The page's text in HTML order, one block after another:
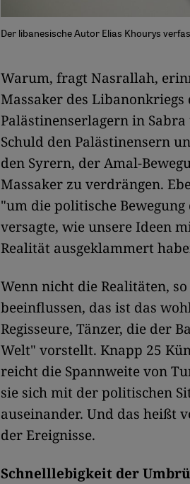
Der libanesische Autor Elias Khourys
Warum, fragt Nasrallah,
Massaker des
Palästinenserlagern in
Schuld den Palästinensern
den Syrern, der Amal-
Massaker zu verdrängen.
"um die politische
versagte, wie unsere Ideen
Realität ausgeklammert
Wenn nicht die Realitäten,
beeinflussen, das ist das
Regisseure, Tänzer, die der
Welt" vorstellt. Knapp 25
reicht die Spannweite von
sie sich mit der politischen
auseinander. Und das heißt
der Ereignisse.
Schnelllebigkeit der